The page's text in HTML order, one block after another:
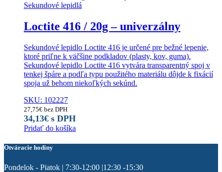
Sekundové lepidlá
Loctite 416 / 20g – univerzálny
Sekundové lepidlo Loctite 416 je určené pre bežné lepenie,
ktoré priľne k väčšine podkladov (plasty, kov, guma).
Sekundové lepidlo Loctite 416 vytvára transparentný spoj v
tenkej špáre a podľa typu použitého materiálu dôjde k fixácií
spoja už behom niekoľkých sekúnd.
SKU: 102227
27,75€ bez DPH
34,13€ s DPH
Pridať do košíka
Otváracie hodiny
Pondelok - Piatok | 7:30-12:00 |12:30 -15:30